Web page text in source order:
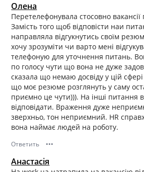
Олена
Перетелефонувала стосовно
Замість того щоб відповісти наи
направляла відгукнутись своїм
хочу зрозуміти чи варто мені
телефоную для уточнення питань.
по голосу чути що вона не дуже
сказала що немаю досвіду у цій
що моє резюме розглянуть у саму
приємно це чути))). На інші питання
відповідати. Враження дуже
зверхньо, тон неприємний. HR
вона наймає людей на роботу.
Ответить •••
Анастасія